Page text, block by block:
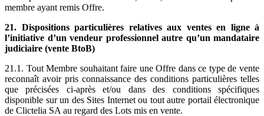
membre ayant remis Offre.
21. Dispositions particulières relatives aux ventes en ligne à
l’initiative d’un vendeur professionnel autre qu’un mandataire
judiciaire (vente BtoB)
21.1. Tout Membre souhaitant faire une Offre dans ce type de vente
reconnaît avoir pris connaissance des conditions particulières telles
que précisées ci-après et/ou dans des conditions spécifiques
disponible sur un des Sites Internet ou tout autre portail électronique
de Clictelia SA au regard des Lots mis en vente.